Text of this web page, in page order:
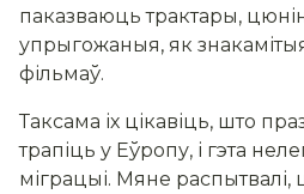
паказваюць трактары,
упрыгожаныя, як
фільмаў.
Таксама іх цікавіць, што
трапіць у Еўропу, і гэта
міграцыі. Мяне распытвалі,